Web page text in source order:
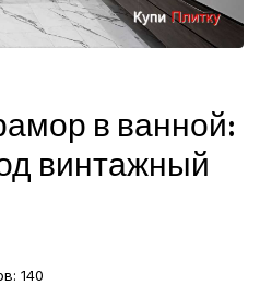
в ванной:
винтажный
140